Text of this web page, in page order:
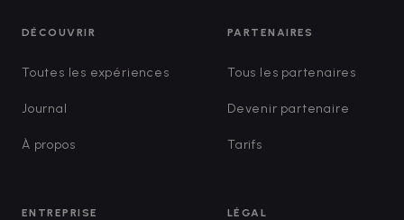
DÉCOUVRIR
Toutes les expériences
Journal
À propos
PARTENAIRES
Tous les partenaires
Devenir partenaire
Tarifs
ENTREPRISE LÉGAL